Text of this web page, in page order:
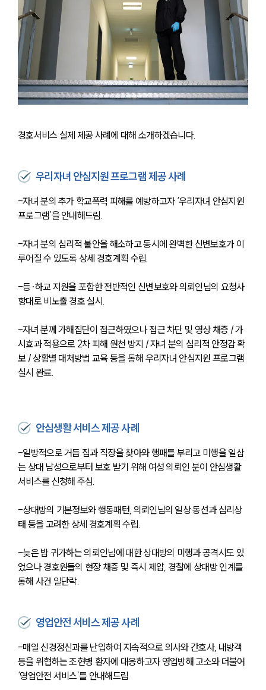
경호서비스 실제 제공 사례에 대해 소개하겠습니다.
우리자녀 안심지원 프로그램 제공 사례
-자녀 분의 추가 학교폭력 피해를 예방하고자 ‘우리자녀 안심지원
프로그램’을 안내해드림.
-자녀 분의 심리적 불안을 해소하고 동시에 완벽한 신변보호가 이
루어질 수 있도록 상세 경호계획 수립.
-등·하교 지원을 포함한 전반적인 신변보호와 의뢰인님의 요청사
항대로 비노출 경호 실시.
-자녀 분께 가해집단이 접근하였으나 접근 차단 및 영상 채증 / 가
시효과 적용으로 2차 피해 원천 방지 / 자녀 분의 심리적 안정감 확
보 / 상황별 대처방법 교육 등을 통해 우리자녀 안심지원 프로그램
실시 완료.
안심생활 서비스 제공 사례
-일방적으로 거듭 집과 직장을 찾아와 행패를 부리고 미행을 일삼
는 상대 남성으로부터 보호 받기 위해 여성 의뢰인 분이 안심생활
서비스를 신청해 주심.
-상대방의 기본정보와 행동패턴, 의뢰인님의 일상 동선과 심리상
태 등을 고려한 상세 경호계획 수립.
-늦은 밤 귀가하는 의뢰인님에 대한 상대방의 미행과 공격시도 있
었으나 경호원들의 현장 채증 및 즉시 제압, 경찰에 상대방 인계를
통해 사건 일단락.
영업안전 서비스 제공 사례
-매일 신경정신과를 난입하여 지속적으로 의사와 간호사, 내방객
등을 위협하는 조현병 환자에 대응하고자 영업방해 고소와 더불어
‘영업안전 서비스’를 안내해드림.